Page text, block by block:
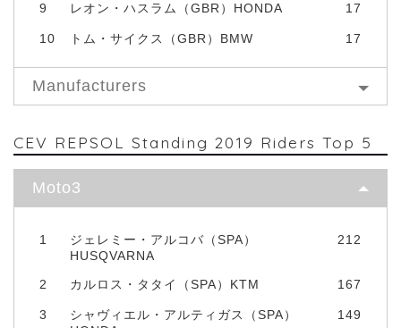
9 レオン・ハスラム（GBR）HONDA 17
10 トム・サイクス（GBR）BMW 17
Manufacturers
CEV REPSOL Standing 2019 Riders Top 5
Moto3
1
ジェレミー・アルコバ（SPA）
HUSQVARNA
212
2 カルロス・タタイ（SPA）KTM 167
3
シャヴィエル・アルティガス（SPA）
149